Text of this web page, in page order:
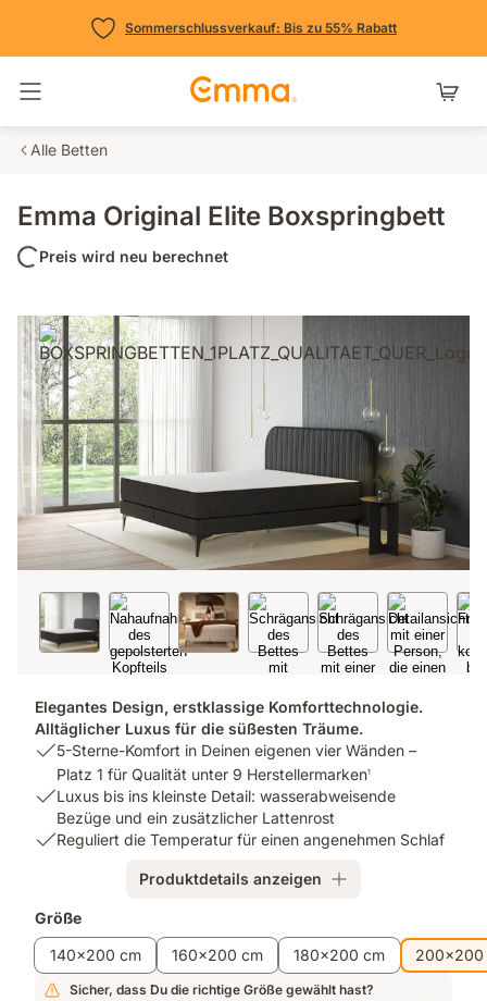
Sommerschlussverkauf: Bis zu 55% Rabatt
Navigation umschalten
Alle Betten
Emma Original Elite Boxspringbett
Preis wird neu berechnet
Elegantes Design, erstklassige Komforttechnologie.
Alltäglicher Luxus für die süßesten Träume.
USP
5-
Sterne-
Komfort
vier
Wänden
–
Platz
5-Sterne-Komfort in Deinen eigenen vier Wänden –
Platz 1 für Qualität unter 9 Herstellermarken1
USP
Luxus
Detail:
wasserabweisende
Bezüge
und
Luxus bis ins kleinste Detail: wasserabweisende
Bezüge und ein zusätzlicher Lattenrost
USP
Temperatur
für
einen
angenehmen
Reguliert die Temperatur für einen angenehmen Schlaf
Produktdetails anzeigen
Zusatzprodukte
Größe
140x200 cm
160x200 cm 180x200 cm 200x200
Sicher, dass Du die richtige Größe gewählt hast?